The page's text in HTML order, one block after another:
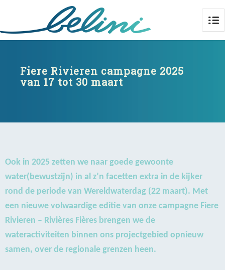
Fiere Rivieren campagne 2025
van 17 tot 30 maart
Ook in 2025 zetten we naar goede gewoonte
water(bewustzijn) in al z’n facetten extra in de kijker
rond de periode van Wereldwaterdag (22 maart). Met
een nieuwe volwaardige editie van onze campagne Fiere
Rivieren – Rivières Fières brengen we de
wateractiviteiten binnen ons projectgebied opnieuw
samen, over de regionale grenzen heen.